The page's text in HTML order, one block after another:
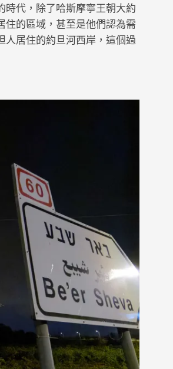
時代，除了哈斯摩寧王朝大約
住的區域，甚至是他們認為需
人居住的約旦河西岸，這個過